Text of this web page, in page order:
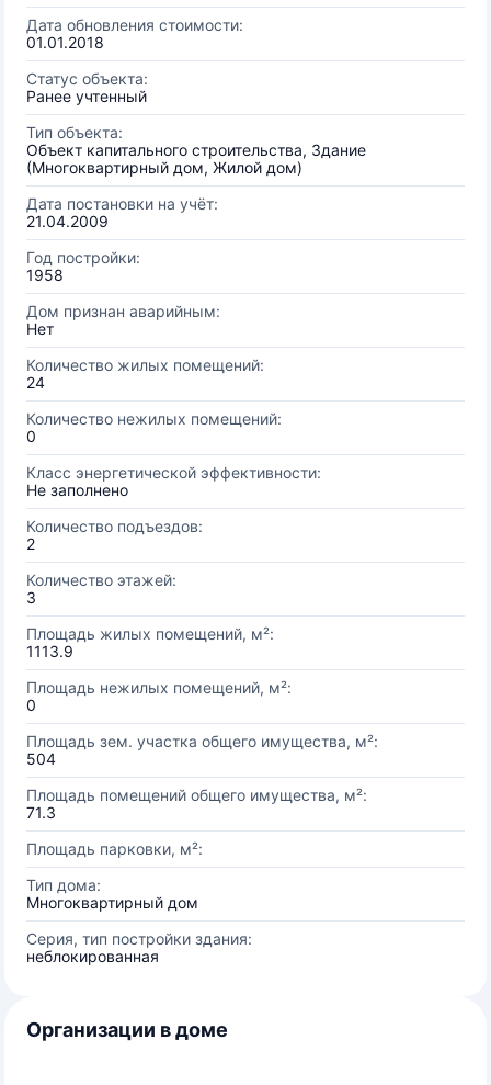
Дата обновления стоимости:
01.01.2018
Статус объекта:
Ранее учтенный
Тип объекта:
Объект капитального строительства, Здание
(Многоквартирный дом, Жилой дом)
Дата постановки на учёт:
21.04.2009
Год постройки:
1958
Дом признан аварийным:
Нет
Количество жилых помещений:
24
Количество нежилых помещений:
0
Класс энергетической эффективности:
Не заполнено
Количество подъездов:
2
Количество этажей:
3
Площадь жилых помещений, м²:
1113.9
Площадь нежилых помещений, м²:
0
Площадь зем. участка общего имущества, м²:
504
Площадь помещений общего имущества, м²:
71.3
Площадь парковки, м²:
Тип дома:
Многоквартирный дом
Серия, тип постройки здания:
неблокированная
Организации в доме